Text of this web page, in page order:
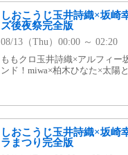
しおこうじ玉井詩織×坂崎
ズ後夜祭完全版
08/13（Thu）00:00 ～ 02:20
ももクロ玉井詩織×アルフィー
ンド！miwa×柏木ひなた×太陽
しおこうじ玉井詩織×坂崎
ラまつり完全版